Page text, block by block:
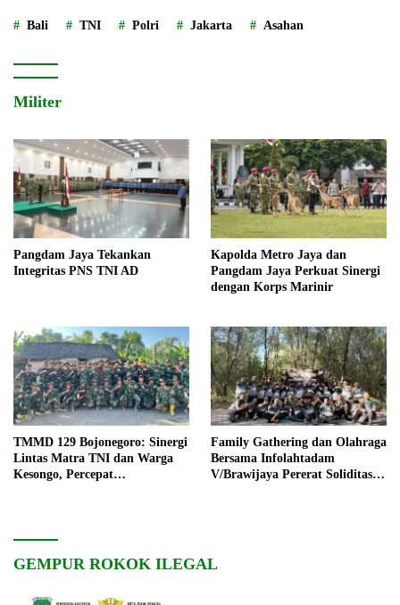
Bali TNI Polri Jakarta Asahan
Militer
Pangdam Jaya Tekankan
Integritas PNS TNI AD
Kapolda Metro Jaya dan
Pangdam Jaya Perkuat Sinergi
dengan Korps Marinir
TMMD 129 Bojonegoro: Sinergi
Lintas Matra TNI dan Warga
Kesongo, Percepat
Family Gathering dan Olahraga
Bersama Infolahtadam
V/Brawijaya Pererat Soliditas
GEMPUR ROKOK ILEGAL